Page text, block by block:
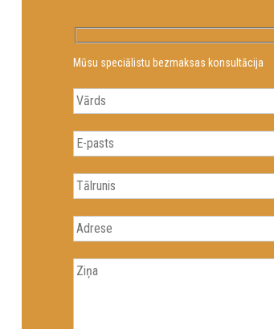
Mūsu speciālistu bezmaksas konsultācija